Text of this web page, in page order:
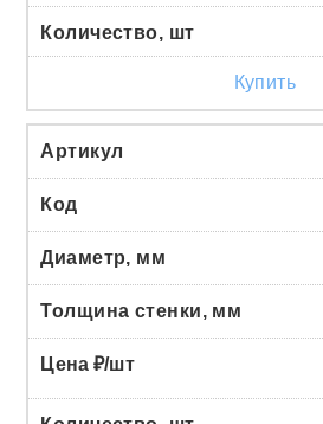
Купить